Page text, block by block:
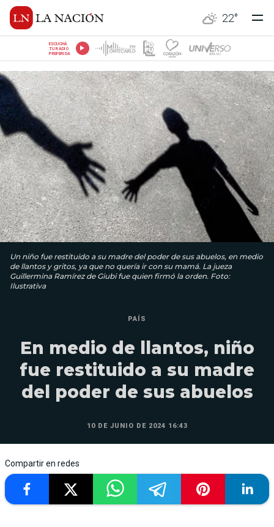
22°
ESCUCHÁ
TU RADIO
PREFERIDA
Un niño fue restituido a su madre del poder de sus abuelos, en medio
de llantos y gritos, ya que no quería ir con su mamá. La jueza
Guillermina Ramírez de Giubi fue quien firmó la orden. Foto:
Ilustrativa
PAÍS
En medio de llantos, niño
fue restituido a su madre
del poder de sus abuelos
10 DE JUNIO DE 2024 16:43
Compartir en redes